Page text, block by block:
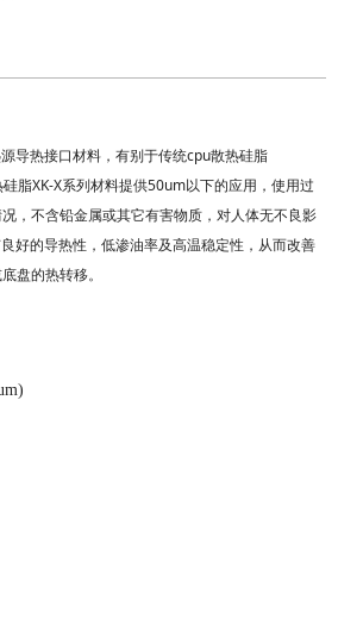
导热接口材料，有别于传统cpu散热硅脂
脂XK-X系列材料提供50um以下的应用，使用过
，不含铅金属或其它有害物质，对人体无不良影
良好的导热性，低渗油率及高温稳定性，从而改善
盘的热转移。